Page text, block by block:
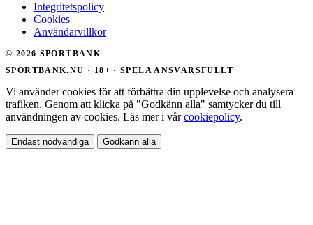
Integritetspolicy
Cookies
Användarvillkor
© 2026 SPORTBANK
SPORTBANK.NU · 18+ · SPELA ANSVARSFULLT
Vi använder cookies för att förbättra din upplevelse och analysera
trafiken. Genom att klicka på "Godkänn alla" samtycker du till
användningen av cookies. Läs mer i vårcookiepolicy.
Endast nödvändiga Godkänn alla